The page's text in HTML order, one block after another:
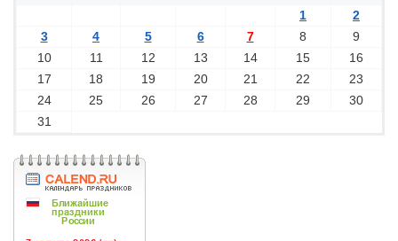
1
2
3
4 5 6 7 8
9
10
11 12 13 14 15
16
17
18 19 20 21 22
23
24
25 26 27 28 29
30
31